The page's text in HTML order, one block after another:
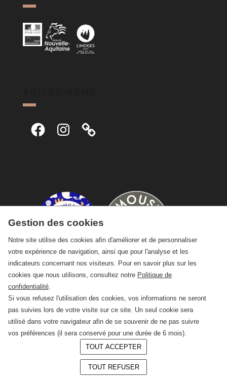
FacebookInstagram
© 2026 —CRAFT Limoges
Gestion des cookies
Notre site utilise des cookies afin d'améliorer et de personnaliser
votre expérience de navigation, ainsi que pour l'analyse et les
indicateurs concernant nos visiteurs. Pour en savoir plus sur les
cookies que nous utilisons, consultez notre Politique de
confidentialité
Si vous refusez l'utilisation des cookies, vos informations ne seront
pas suivies lors de votre visite sur ce site. Un seul cookie sera
utilisé dans votre navigateur afin de se souvenir de ne pas suivre
vos préférences (il sera conservé pour une durée de 6 mois).
TOUT ACCEPTER
TOUT REFUSER